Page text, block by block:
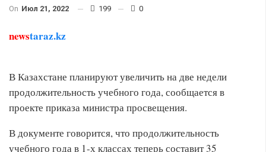
On Июл 21, 2022 199 0
newstaraz.kz
В Казахстане планируют увеличить на две недели
продолжительность учебного года, сообщается в
проекте приказа министра просвещения.
В документе говорится, что продолжительность
учебного года в 1-х классах теперь составит 35